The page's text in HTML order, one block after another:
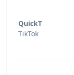
QuickT
TikTok